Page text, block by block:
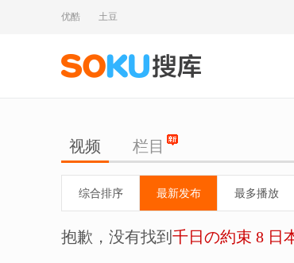
优酷 土豆
视频 栏目
综合排序 最新发布 最多播放
抱歉，没有找到 千日の約束 8 日